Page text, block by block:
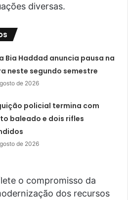
diversas.
Bia Haddad anuncia pausa na
neste segundo semestre
de 2026
policial termina com
baleado e dois rifles
de 2026
o compromisso da
dos recursos